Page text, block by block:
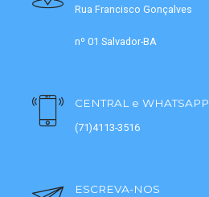
Rua Francisco Gonçalves
nº 01 Salvador-BA
CENTRAL e WHATSAPP
(71)4113-3516
ESCREVA-NOS